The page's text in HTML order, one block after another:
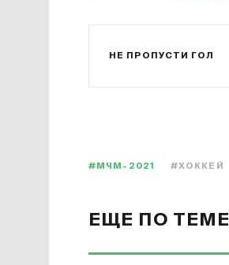
НЕ ПРОПУСТИ ГОЛ
#МЧМ-2021 #ХОККЕЙ
ЕЩЕ ПО ТЕМЕ